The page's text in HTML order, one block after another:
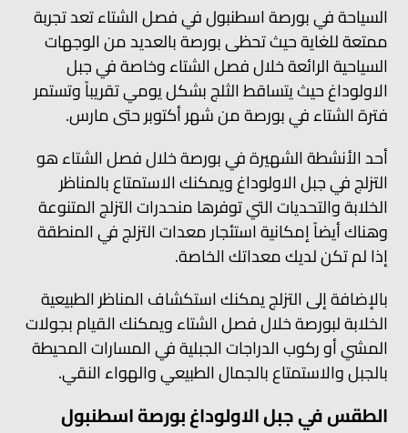
السياحة في بورصة اسطنبول في فصل الشتاء تعد تجربة
ممتعة للغاية حيث تحظى بورصة بالعديد من الوجهات
السياحية الرائعة خلال فصل الشتاء وخاصة في جبل
الاولوداغ حيث يتساقط الثلج بشكل يومي تقريباً وتستمر
فترة الشتاء في بورصة من شهر أكتوبر حتى مارس.
أحد الأنشطة الشهيرة في بورصة خلال فصل الشتاء هو
التزلج في جبل الاولوداغ ويمكنك الاستمتاع بالمناظر
الخلابة والتحديات التي توفرها منحدرات التزلج المتنوعة
وهناك أيضاً إمكانية استئجار معدات التزلج في المنطقة
إذا لم تكن لديك معداتك الخاصة.
بالإضافة إلى التزلج يمكنك استكشاف المناظر الطبيعية
الخلابة لبورصة خلال فصل الشتاء ويمكنك القيام بجولات
المشي أو ركوب الدراجات الجبلية في المسارات المحيطة
بالجبل والاستمتاع بالجمال الطبيعي والهواء النقي.
الطقس في جبل الاولوداغ بورصة اسطنبول